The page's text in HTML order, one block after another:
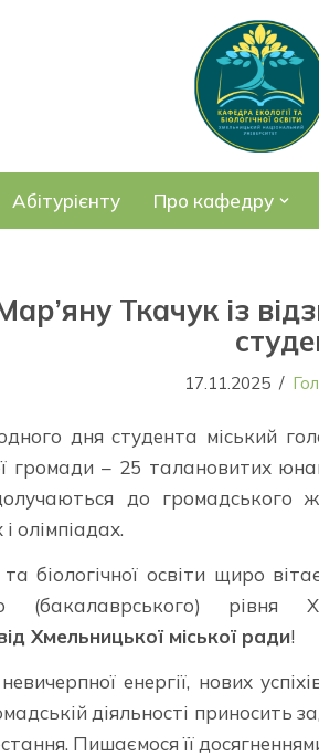
Абітурієнту Про кафедру
Ткачук із
17.11.2025
дня студента міський
громади – 25 талановитих
до громадського
олімпіадах.
біологічної освіти щиро
(бакалаврського) рівня
Хмельницької міської ради!
енергії, нових
діяльності приносить
Пишаємося її